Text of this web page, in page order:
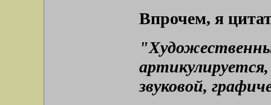
Впрочем, я
звуковой,